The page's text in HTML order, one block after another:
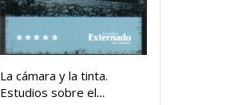
La cámara y la tinta.
Estudios sobre el